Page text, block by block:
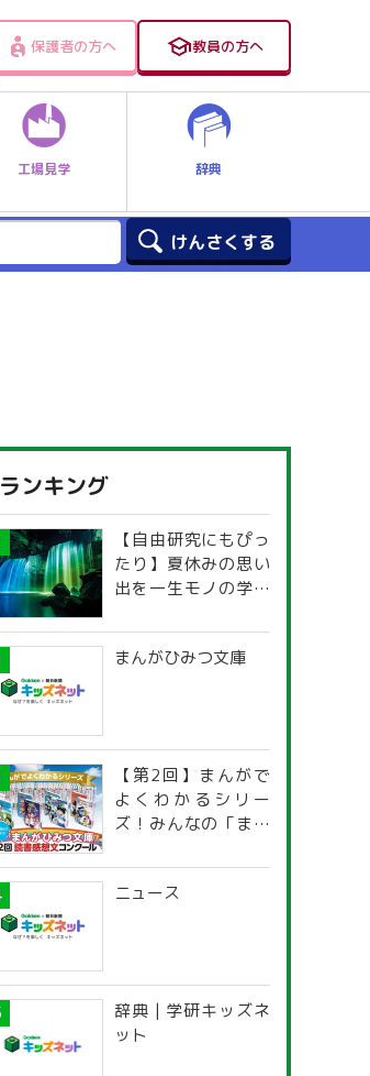
保護者の方へ 教員の方へ
工場見学 辞典
ランキング
【自由研究にもぴっ
たり】夏休みの思い
出を一生モノの学び
探究ガイド
まんがひみつ文庫
【第2回】まんがで
よくわかるシリー
ズ！みんなの「まん
感想文コンクール
ニュース
辞典 | 学研キッズネ
ット